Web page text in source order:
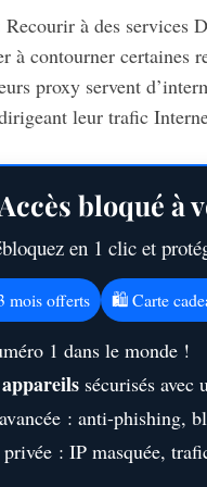
Recourir à des services
à contourner certaines
proxy servent
leur trafic
bloqué à
en 1 clic et
mois offerts 🛍️ Carte
1 dans le monde !
sécurisés avec
: anti-phishing,
: IP masquée,